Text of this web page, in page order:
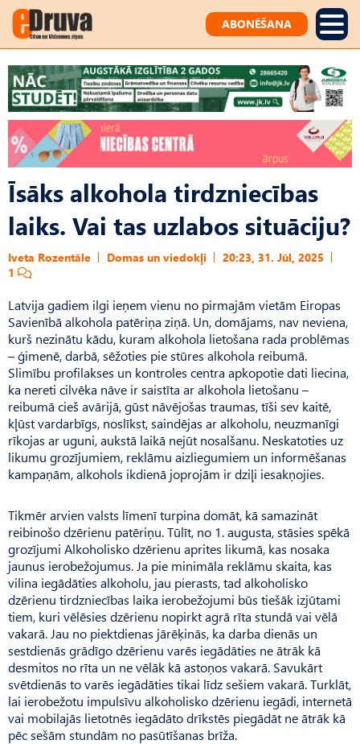
ABONĒŠANA
Īsāks alkohola tirdzniecības
laiks. Vai tas uzlabos situāciju?
Iveta Rozentāle Domas un viedokļi
20:23, 31. Jūl, 2025
1
Latvija gadiem ilgi ieņem vienu no pirmajām vietām Eiropas
Savienībā alkohola patēriņa ziņā. Un, domājams, nav neviena,
kurš nezinātu kādu, kuram alkohola lietošana rada problēmas
– ģimenē, darbā, sēžoties pie stūres alkohola reibumā.
Slimību profilakses un kontroles centra apkopotie dati liecina,
ka nereti cilvēka nāve ir saistīta ar alkohola lietošanu –
reibumā cieš avārijā, gūst nāvējošas traumas, tīši sev kaitē,
kļūst vardarbīgs, noslīkst, saindējas ar alkoholu, neuzmanīgi
rīkojas ar uguni, aukstā laikā nejūt nosalšanu. Neskatoties uz
likumu grozījumiem, reklāmu aizliegumiem un informēšanas
kampaņām, alkohols ikdienā joprojām ir dziļi iesakņojies.
Tikmēr arvien valsts līmenī turpina domāt, kā samazināt
reibinošo dzērienu patēriņu. Tūlīt, no 1. augusta, stāsies spēkā
grozījumi Alkoholisko dzērienu aprites likumā, kas nosaka
jaunus ierobežojumus. Ja pie minimāla reklāmu skaita, kas
vilina iegādāties alkoholu, jau pierasts, tad alkoholisko
dzērienu tirdzniecības laika ierobežojumi būs tiešāk izjūtami
tiem, kuri vēlēsies dzērienu nopirkt agrā rīta stundā vai vēlā
vakarā. Jau no piektdienas jārēķinās, ka darba dienās un
sestdienās grādīgo dzērienu varēs iegādāties ne ātrāk kā
desmitos no rīta un ne vēlāk kā astoņos vakarā. Savukārt
svētdienās to varēs iegādāties tikai līdz sešiem vakarā. Turklāt,
lai ierobežotu impulsīvu alkoholisko dzērienu iegādi, internetā
vai mobilajās lietotnēs iegādāto drīkstēs piegādāt ne ātrāk kā
pēc sešām stundām no pasūtīšanas brīža.